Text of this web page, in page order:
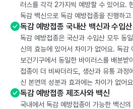
러스를 각각 2가지씩 예방할 수 있어요.
독감 백신으로 독감 예방접종을 진행하고
독감 예방접종 국내산 백신과 수입
독감 예방접종은 국산과 수입산 모두 동
신의 효능에 있어서 차이가 없어요. 독감
보건기구에서 동일한 바이러스를 배분
접종이 더 비싸더라도, 생산과 유통 과정
신 본연의 성분과 효과에는 차이가 없어
독감 예방접종 제조사와 백신
국내에서 독감 예방접종이 가능한 백신